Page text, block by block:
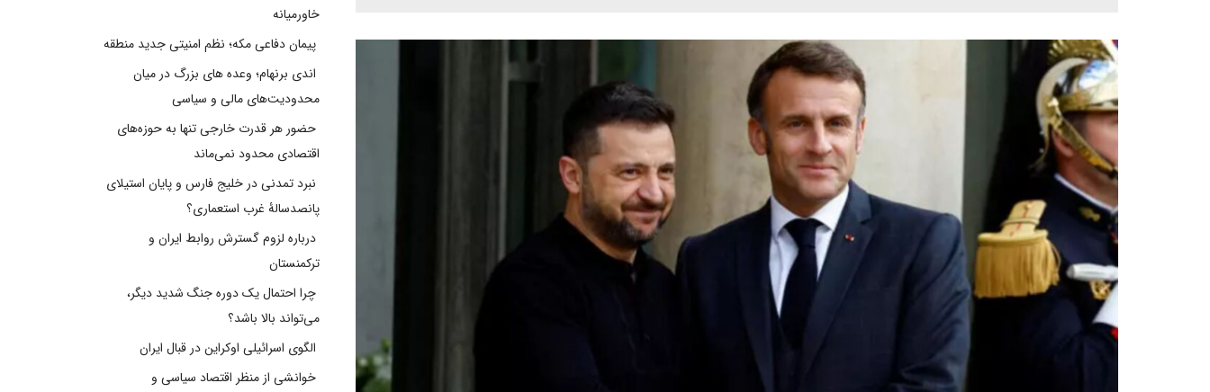
خاورمیانه
پیمان دفاعی مکه؛ نظم امنیتی جدید منطقه
اندی برنهام؛ وعده های بزرگ در میان
محدودیت‌های مالی و سیاسی
حضور هر قدرت خارجی تنها به حوزه‌های
اقتصادی محدود نمی‌ماند
نبرد تمدنی در خلیج فارس و پایان استیلای
پانصدسالۀ غرب استعماری؟
درباره لزوم گسترش روابط ایران و
ترکمنستان
چرا احتمال یک دوره جنگ شدید دیگر،
می‌تواند بالا باشد؟
الگوی اسرائیلی اوکراین در قبال ایران
خوانشی از منظر اقتصاد سیاسی و